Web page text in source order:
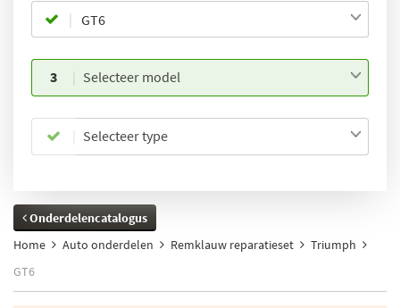
3 Selecteer model
Selecteer type
Onderdelencatalogus
Home
Auto onderdelen Remklauw reparatieset
Triumph
GT6